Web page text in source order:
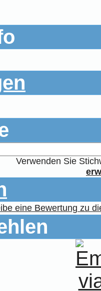
Verwenden Sie
eine Bewertung zu